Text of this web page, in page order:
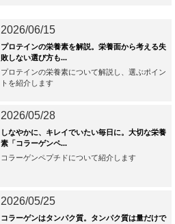
2026/06/15
プロテインの栄養素を解説。栄養面から考える失
敗しない選び方も...
プロテインの栄養素について解説し、選ぶポイン
トを紹介します
2026/05/28
しなやかに、キレイでいたい毎日に。大切な栄養
素「コラーゲンペ...
コラーゲンペプチドについて紹介します
2026/05/25
コラーゲンはタンパク質。タンパク質は量だけで